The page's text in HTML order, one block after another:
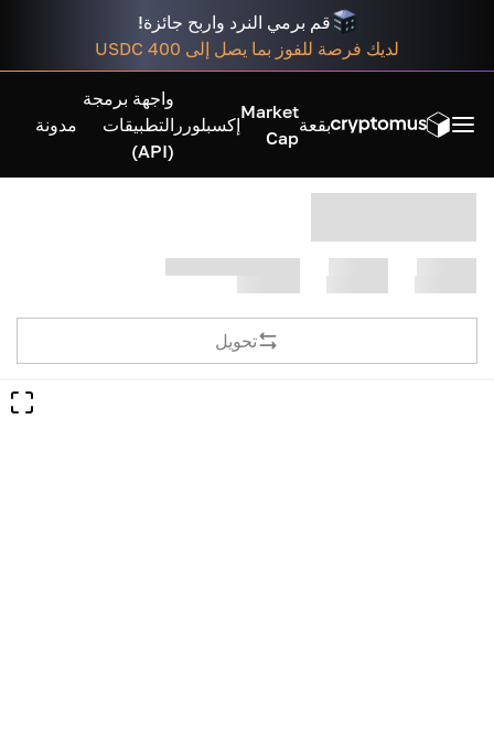
قم برمي النرد واربح جائزة!
لديك فرصة للفوز بما يصل إلى 400 USDC
بقعة
Market
Cap
إكسبلورر
واجهة برمجة
التطبيقات
(API)
مدونة
تحويل